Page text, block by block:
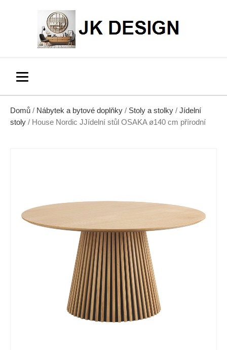
Domů / Nábytek a bytové doplňky / Stoly a stolky / Jídelní
stoly / House Nordic JJídelní stůl OSAKA ø140 cm přírodní